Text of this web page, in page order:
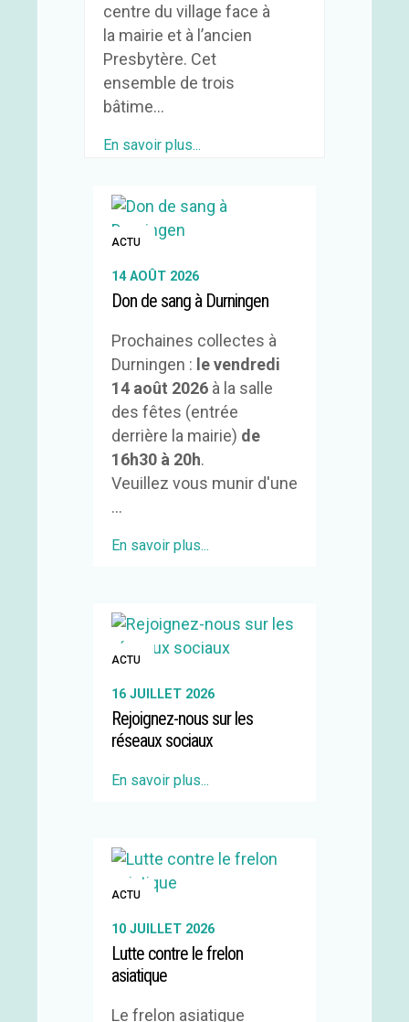
centre du village face à
la mairie et à l’ancien
Presbytère. Cet
ensemble de trois
bâtime...
En savoir plus...
Don de sang à Durningen
ACTU
14 AOÛT 2026
Prochaines collectes à
Durningen : le vendredi
14 août 2026 à la salle
des fêtes (entrée
derrière la mairie) de
16h30 à 20h.
Veuillez vous munir d'une
...
En savoir plus...
Rejoignez-nous sur les
réseaux sociaux
ACTU
16 JUILLET 2026
En savoir plus...
Lutte contre le frelon
asiatique
ACTU
10 JUILLET 2026
Le frelon asiatique